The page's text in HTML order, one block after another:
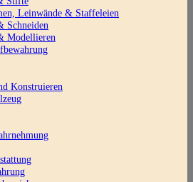
Leinwände & Staffeleien
Schneiden
Modellieren
Konstruieren